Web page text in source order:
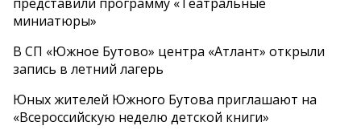
миниатюры»
В СП «Южное Бутово» центра «Атлант» открыли
запись в летний лагерь
Юных жителей Южного Бутова приглашают на
«Всероссийскую неделю детской книги»